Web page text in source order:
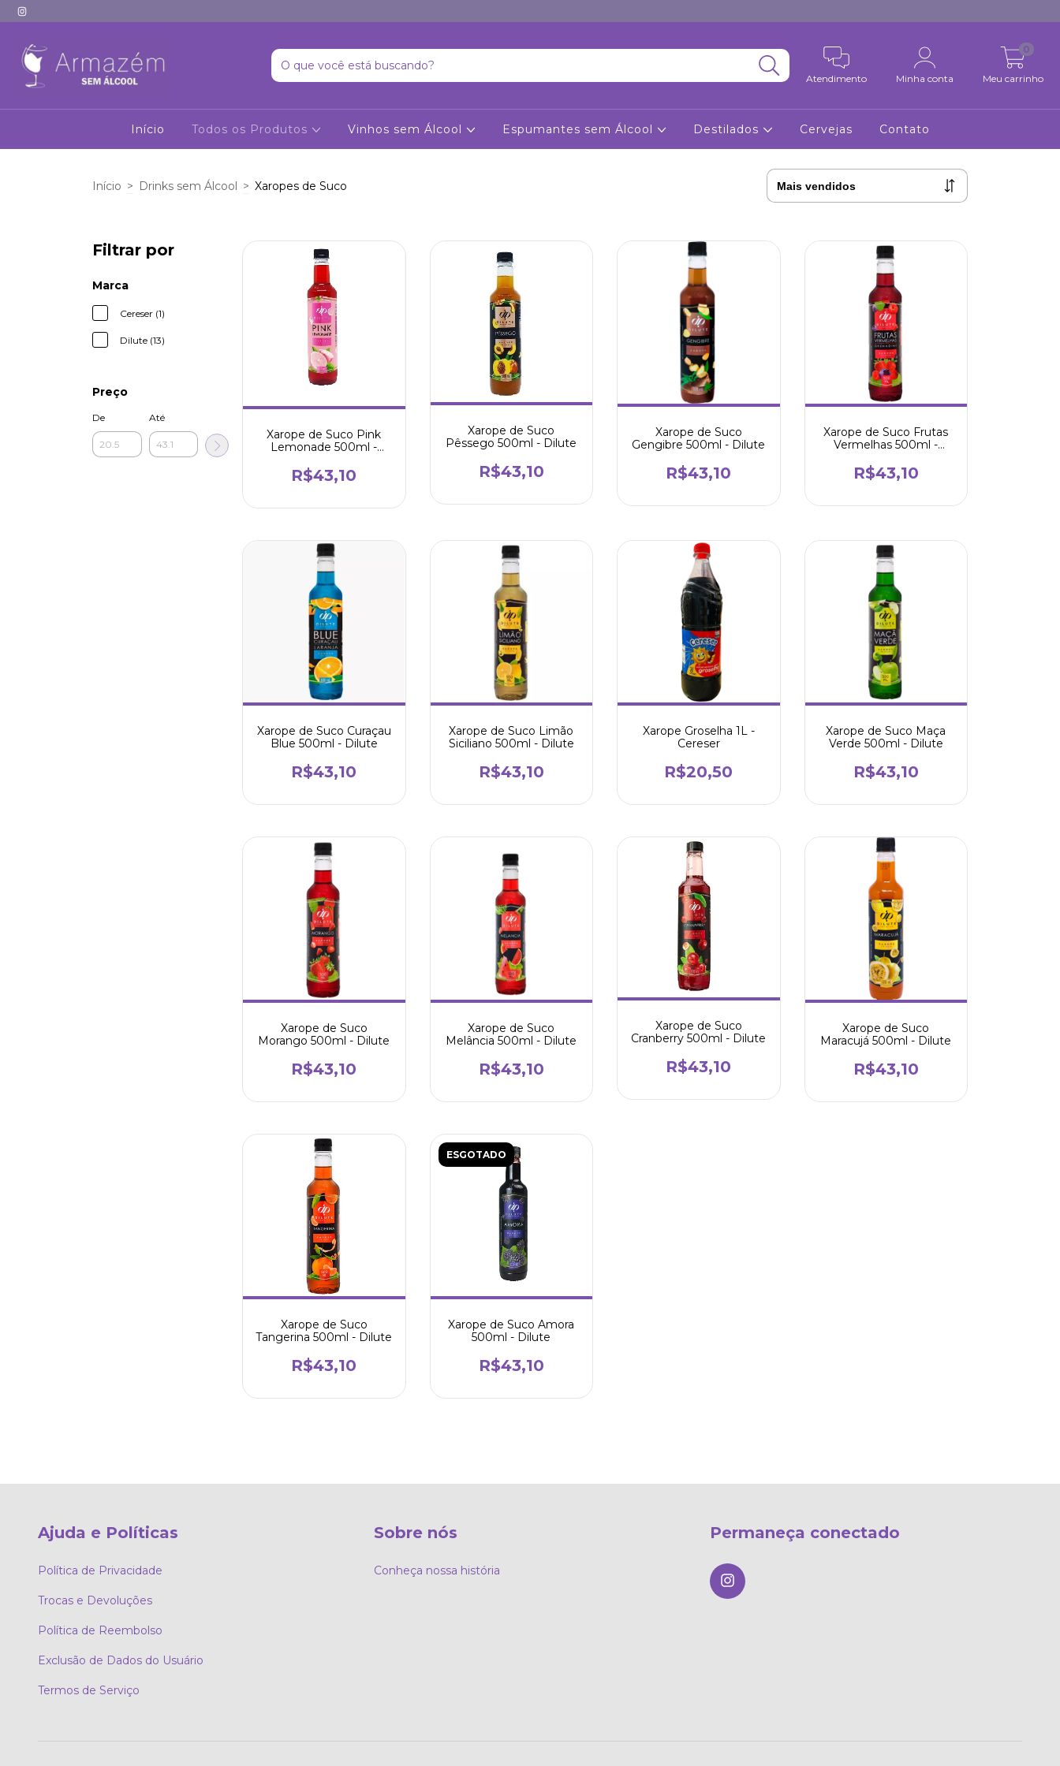
Atendimento Minha conta Meu carrinho
0
Início Todos os Produtos Vinhos sem Álcool Espumantes sem Álcool Destilados Cervejas Contato
Início > Drinks sem Álcool > Xaropes de Suco
Filtrar por
Marca
Cereser (1)
Dilute (13)
Preço
De Até
Xarope de Suco Pink
Lemonade 500ml -
R$43,10
Xarope de Suco
Pêssego 500ml - Dilute
R$43,10
Xarope de Suco
Gengibre 500ml - Dilute
R$43,10
Xarope de Suco Frutas
Vermelhas 500ml -
R$43,10
Xarope de Suco Curaçau
Blue 500ml - Dilute
R$43,10
Xarope de Suco Limão
Siciliano 500ml - Dilute
R$43,10
Xarope Groselha 1L -
Cereser
R$20,50
Xarope de Suco Maça
Verde 500ml - Dilute
R$43,10
Xarope de Suco
Morango 500ml - Dilute
R$43,10
Xarope de Suco
Melância 500ml - Dilute
R$43,10
Xarope de Suco
Cranberry 500ml - Dilute
R$43,10
Xarope de Suco
Maracujá 500ml - Dilute
R$43,10
Xarope de Suco
Tangerina 500ml - Dilute
R$43,10
ESGOTADO
Xarope de Suco Amora
500ml - Dilute
R$43,10
Ajuda e Políticas
Política de Privacidade
Trocas e Devoluções
Política de Reembolso
Exclusão de Dados do Usuário
Termos de Serviço
Sobre nós
Conheça nossa história
Permaneça conectado